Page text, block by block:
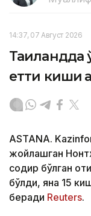
14:37, 07 Август 2026
Таиландда
етти киши
ASTANA.
жойлашган
содир бўлган
бўлди, яна 15
беради Reuters.